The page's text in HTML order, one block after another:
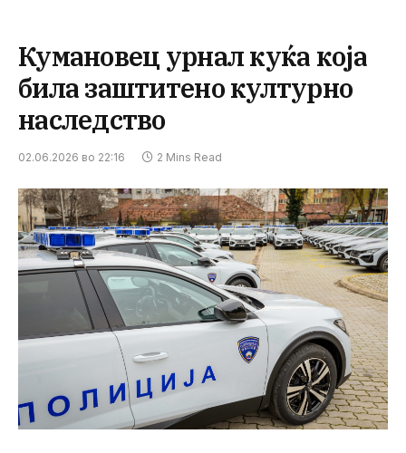
Кумановец урнал куќа која
била заштитено културно
наследство
02.06.2026 во 22:16 2 Mins Read